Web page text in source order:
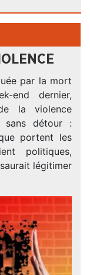
par la mort
end dernier,
la violence
sans détour :
portent les
politiques,
légitimer